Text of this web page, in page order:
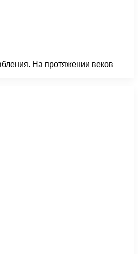
На протяжении веков